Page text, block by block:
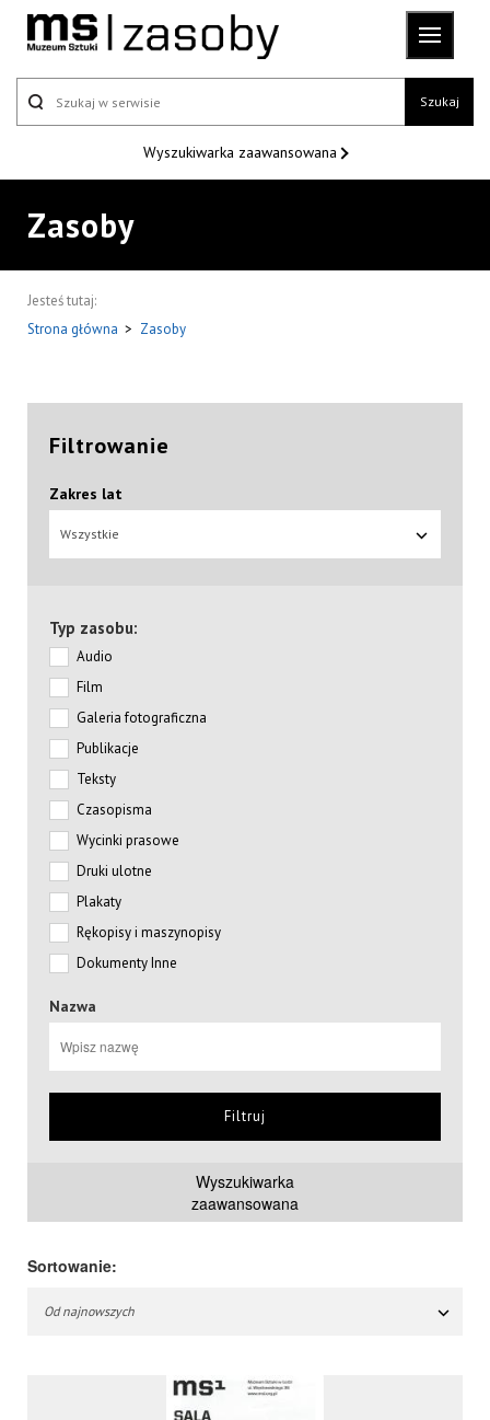
Szukaj
Wyszukiwarka zaawansowana
Zasoby
Jesteś tutaj:
Strona główna > Zasoby
Filtrowanie
Zakres lat
Wszystkie
Typ zasobu:
Audio
Film
Galeria fotograficzna
Publikacje
Teksty
Czasopisma
Wycinki prasowe
Druki ulotne
Plakaty
Rękopisy i maszynopisy
Dokumenty Inne
Nazwa
Filtruj
Wyszukiwarka
zaawansowana
Sortowanie:
Od najnowszych